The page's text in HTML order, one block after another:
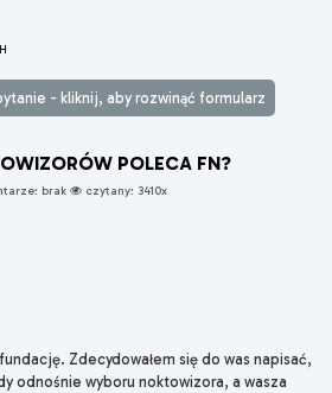
- kliknij, aby rozwinąć formularz
POLECA FN?
brak czytany: 3410x
Zdecydowałem się do was napisać,
odnośnie wyboru noktowizora, a wasza